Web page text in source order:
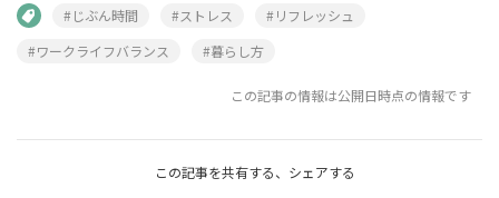
#じぶん時間 #ストレス
#リフレッシュ
#ワークライフバランス
#暮らし方
この記事の情報は公開日時点の情報です
この記事を共有する、シェアする